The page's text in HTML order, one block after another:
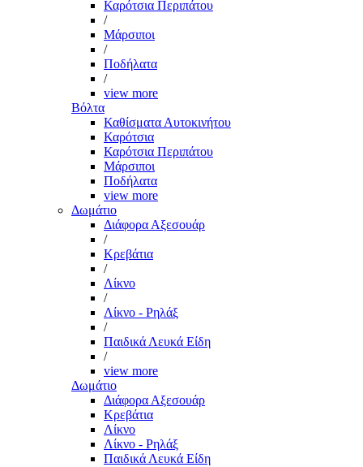
Καρότσια Περιπάτου
/
Μάρσιποι
/
Ποδήλατα
/
view more
Βόλτα
Καθίσματα Αυτοκινήτου
Καρότσια
Καρότσια Περιπάτου
Μάρσιποι
Ποδήλατα
view more
Δωμάτιο
Διάφορα Αξεσουάρ
/
Κρεβάτια
/
Λίκνο
/
Λίκνο - Ρηλάξ
/
Παιδικά Λευκά Είδη
/
view more
Δωμάτιο
Διάφορα Αξεσουάρ
Κρεβάτια
Λίκνο
Λίκνο - Ρηλάξ
Παιδικά Λευκά Είδη